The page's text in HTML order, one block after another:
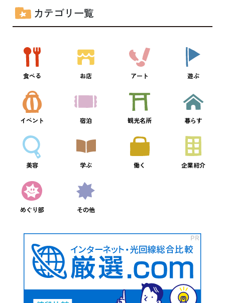
カテゴリ一覧
食べる お店 アート 遊ぶ
イベント 宿泊 観光名所 暮らす
美容 学ぶ 働く 企業紹介
めぐり部 その他